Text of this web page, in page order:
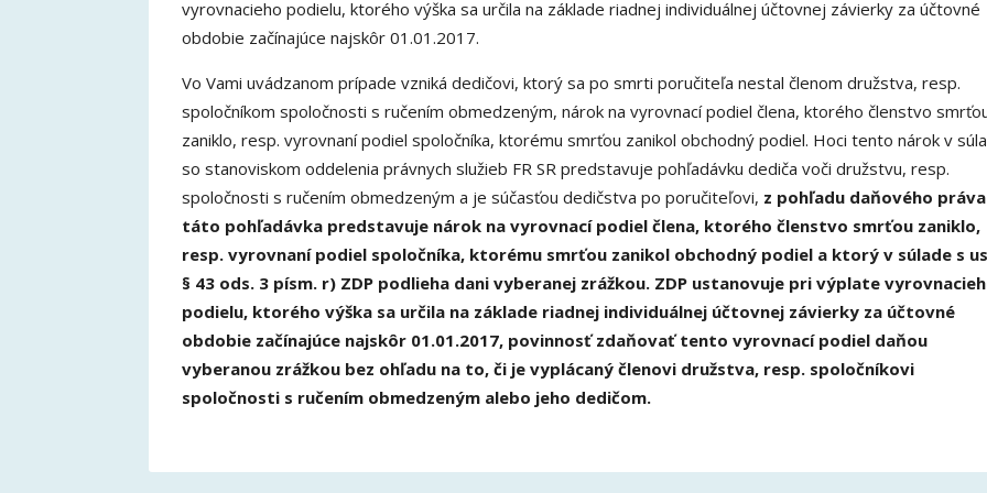
vyrovnacieho podielu, ktorého výška sa určila na základe riadnej individuálnej účtovnej závierky za účtovné
obdobie začínajúce najskôr 01.01.2017.
Vo Vami uvádzanom prípade vzniká dedičovi, ktorý sa po smrti poručiteľa nestal členom družstva, resp.
spoločníkom spoločnosti s ručením obmedzeným, nárok na vyrovnací podiel člena, ktorého členstvo
zaniklo, resp. vyrovnaní podiel spoločníka, ktorému smrťou zanikol obchodný podiel. Hoci tento nárok v
so stanoviskom oddelenia právnych služieb FR SR predstavuje pohľadávku dediča voči družstvu, resp.
spoločnosti s ručením obmedzeným a je súčasťou dedičstva po poručiteľovi, z pohľadu daňového práva
táto pohľadávka predstavuje nárok na vyrovnací podiel člena, ktorého členstvo smrťou zaniklo,
resp. vyrovnaní podiel spoločníka, ktorému smrťou zanikol obchodný podiel a ktorý v súlade s
§ 43 ods. 3 písm. r) ZDP podlieha dani vyberanej zrážkou. ZDP ustanovuje pri výplate
podielu, ktorého výška sa určila na základe riadnej individuálnej účtovnej závierky za účtovné
obdobie začínajúce najskôr 01.01.2017, povinnosť zdaňovať tento vyrovnací podiel daňou
vyberanou zrážkou bez ohľadu na to, či je vyplácaný členovi družstva, resp. spoločníkovi
spoločnosti s ručením obmedzeným alebo jeho dedičom.